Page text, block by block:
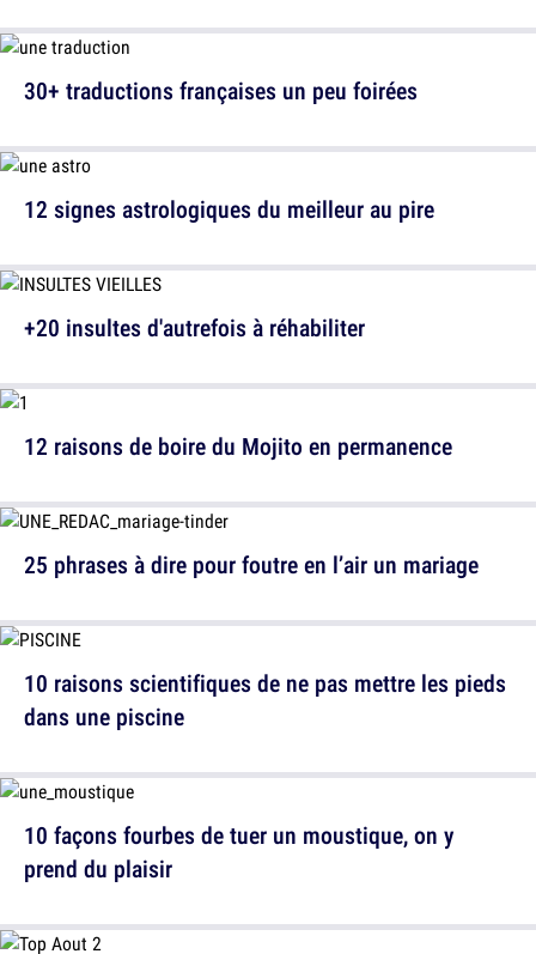
30+ traductions françaises un peu foirées
+20 insultes d'autrefois à réhabiliter
25 phrases à dire pour foutre en l’air un mariage
10 façons fourbes de tuer un moustique, on y
prend du plaisir
12 signes astrologiques du meilleur au pire
12 raisons de boire du Mojito en permanence
10 raisons scientifiques de ne pas mettre les pieds
dans une piscine